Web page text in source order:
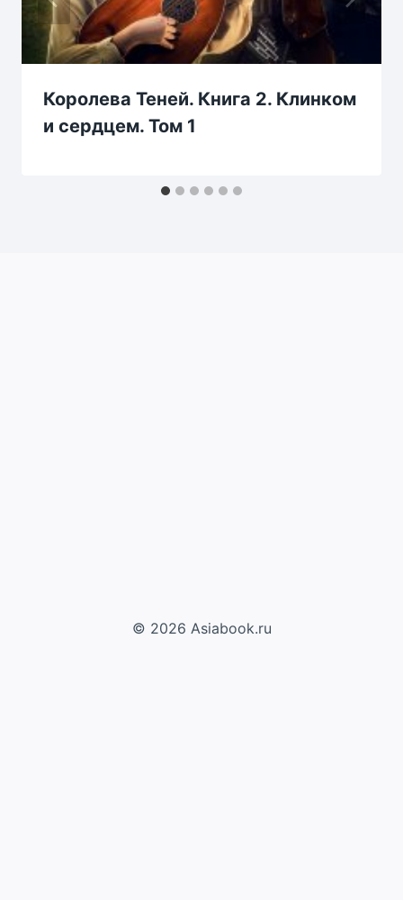
Королева Теней. Книга 2. Клинком
и сердцем. Том 1
© 2026 Asiabook.ru